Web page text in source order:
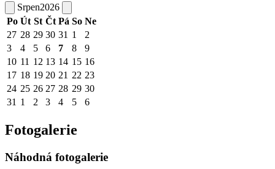
Srpen2026
Po Út St Čt Pá So Ne
27 28 29 30 31 1
2
3
4 5 6 7 8
9
10 11 12 13 14 15 16
17 18 19 20 21 22 23
24 25 26 27 28 29 30
31 1 2 3 4 5 6
Fotogalerie
Náhodná fotogalerie